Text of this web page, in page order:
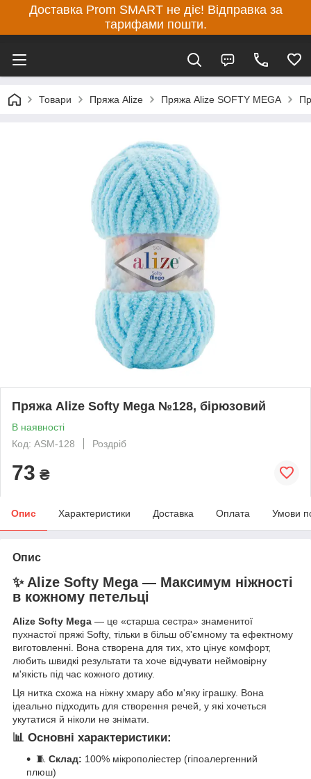
Доставка Prom SMART не діє! Відправка за
тарифами пошти.
Товари Пряжа Alize Пряжа Alize SOFTY MEGA
Пряжа Alize Softy Mega №128, бірюзовий
В наявності
Код: ASM-128
Роздріб
73 ₴
Опис Характеристики Доставка Оплата Умови
Опис
✨ Alize Softy Mega — Максимум ніжності
в кожному петельці
Alize Softy Mega — це «старша сестра» знаменитої
пухнастої пряжі Softy, тільки в більш об'ємному та ефектному
виготовленні. Вона створена для тих, хто цінує комфорт,
любить швидкі результати та хоче відчувати неймовірну
м'якість під час кожного дотику.
Ця нитка схожа на ніжну хмару або м'яку іграшку. Вона
ідеально підходить для створення речей, у які хочеться
укутатися й ніколи не знімати.
📊 Основні характеристики:
🧵 Склад: 100% мікрополіестер (гіпоалергенний
плюш)